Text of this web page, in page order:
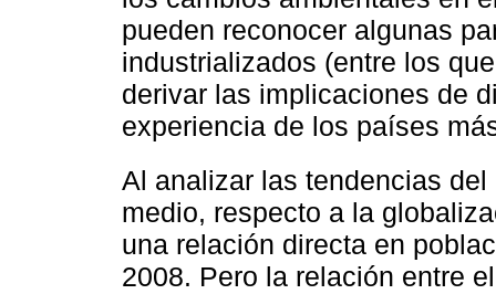
pueden reconocer algunas
industrializados (entre los
derivar las implicaciones de
experiencia de los países
Al analizar las tendencias
medio, respecto a la
una relación directa en
2008. Pero la relación entre